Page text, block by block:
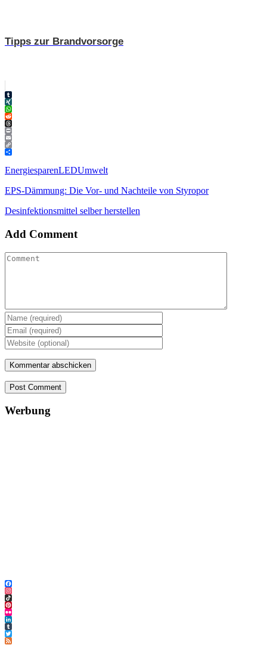
Tipps zur Brandvorsorge
Tumblr
XING
WhatsApp
Reddit
Threads
Print
Email
Copy
Link
Teilen
EnergiesparenLEDUmwelt
EPS-Dämmung: Die Vor- und Nachteile von Styropor
Desinfektionsmittel selber herstellen
Add Comment
Post Comment
Werbung
Facebook
Instagram
TikTok
Pinterest
Flickr
LinkedIn
Tumblr
Twitter
Feed